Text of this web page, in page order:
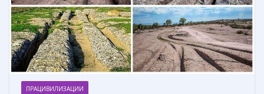
ПРАЦИВИЛИЗАЦИИ